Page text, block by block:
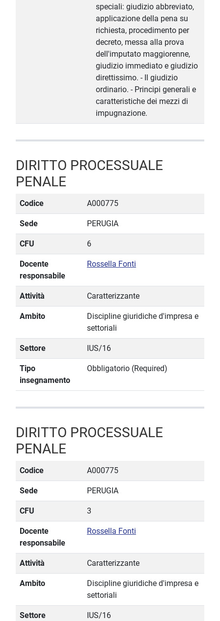
speciali: giudizio abbreviato,
applicazione della pena su
richiesta, procedimento per
decreto, messa alla prova
dell'imputato maggiorenne,
giudizio immediato e giudizio
direttissimo. - Il giudizio
ordinario. - Principi generali e
caratteristiche dei mezzi di
impugnazione.
DIRITTO PROCESSUALE
PENALE
Codice A000775
Sede PERUGIA
CFU 6
Docente
responsabile
Rossella Fonti
Attività Caratterizzante
Ambito
Discipline giuridiche d'impresa e
settoriali
Settore IUS/16
Tipo
insegnamento
Obbligatorio (Required)
DIRITTO PROCESSUALE
PENALE
Codice A000775
Sede PERUGIA
CFU 3
Docente
responsabile
Rossella Fonti
Attività Caratterizzante
Ambito
Discipline giuridiche d'impresa e
settoriali
Settore IUS/16